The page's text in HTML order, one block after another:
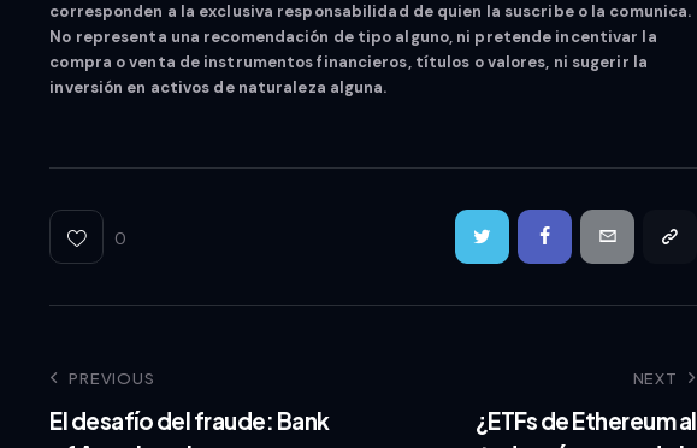
corresponden a la exclusiva responsabilidad de quien la suscribe o la comunica.
No representa una recomendación de tipo alguno, ni pretende incentivar la
compra o venta de instrumentos financieros, títulos o valores, ni sugerir la
inversión en activos de naturaleza alguna.
0
PREVIOUS
El desafío del fraude: Bank
NEXT
¿ETFs de Ethereum al